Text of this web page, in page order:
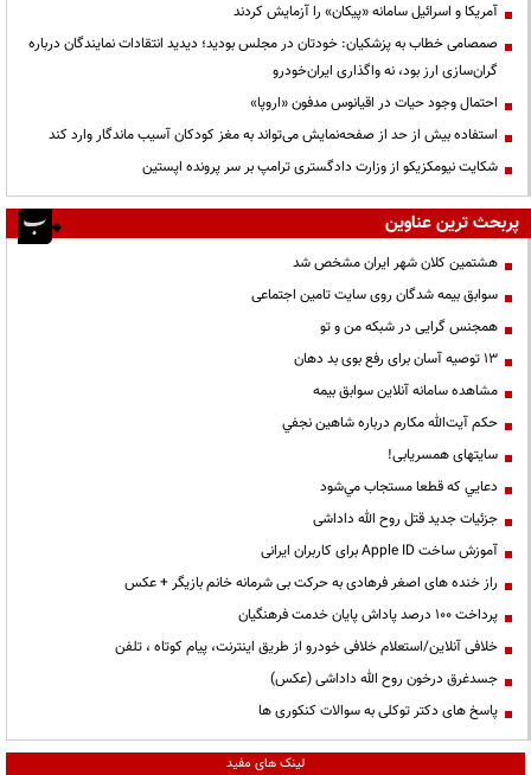
آمریکا و اسرائیل سامانه «پیکان» را آزمایش کردند
صمصامی خطاب به پزشکیان: خودتان در مجلس بودید؛ دیدید انتقادات نمایندگان درباره
گران‌سازی ارز بود، نه واگذاری ایران‌خودرو
احتمال وجود حیات در اقیانوس مدفون «اروپا»
استفاده بیش از حد از صفحه‌نمایش می‌تواند به مغز کودکان آسیب ماندگار وارد کند
شکایت نیومکزیکو از وزارت دادگستری ترامپ بر سر پرونده اپستین
پربحث ترین عناوین
هشتمین کلان شهر ایران مشخص شد
سوابق بیمه شدگان روی سایت تامین اجتماعی
همجنس گرایی در شبکه من و تو
13 توصیه آسان برای رفع بوی بد دهان
مشاهده سامانه آنلاين سوابق بیمه
حكم آيت‌الله مكارم درباره شاهين نجفي
سایتهای همسریابی!
دعايي كه قطعا مستجاب مي‌شود
جزئیات جدید قتل روح الله داداشی
آموزش ساخت Apple ID برای کاربران ایرانی
راز خنده های اصغر فرهادی به حرکت بی شرمانه خانم بازیگر + عکس
پرداخت ۱۰۰ درصد پاداش پایان خدمت فرهنگیان
خلافی آنلاین/استعلام خلافی خودرو از طریق اینترنت، پیام کوتاه ، تلفن
جسدغرق درخون روح الله داداشی (عکس)
پاسخ های دکتر توکلی به سوالات کنکوری ها
لینک های مفید